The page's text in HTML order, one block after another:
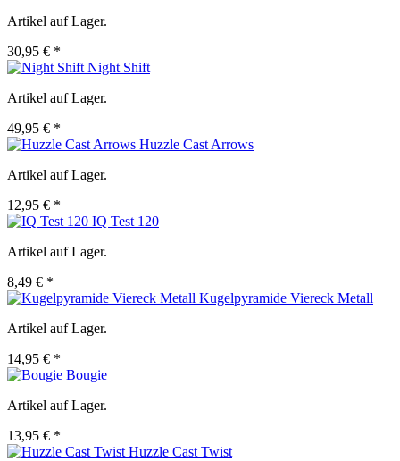
Artikel auf Lager.
30,95 € *
Night Shift
Artikel auf Lager.
49,95 € *
Huzzle Cast Arrows
Artikel auf Lager.
12,95 € *
IQ Test 120
Artikel auf Lager.
8,49 € *
Kugelpyramide Viereck Metall
Artikel auf Lager.
14,95 € *
Bougie
Artikel auf Lager.
13,95 € *
Huzzle Cast Twist